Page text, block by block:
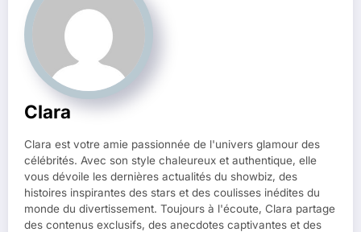
Clara
Clara est votre amie passionnée de l'univers glamour des
célébrités. Avec son style chaleureux et authentique, elle
vous dévoile les dernières actualités du showbiz, des
histoires inspirantes des stars et des coulisses inédites du
monde du divertissement. Toujours à l'écoute, Clara partage
des contenus exclusifs, des anecdotes captivantes et des